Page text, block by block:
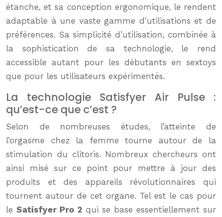
étanche, et sa conception ergonomique, le rendent
adaptable à une vaste gamme d’utilisations et de
préférences. Sa simplicité d’utilisation, combinée à
la sophistication de sa technologie, le rend
accessible autant pour les débutants en sextoys
que pour les utilisateurs expérimentés.
La technologie Satisfyer Air Pulse :
qu’est-ce que c’est ?
Selon de nombreuses études, l’atteinte de
l’orgasme chez la femme tourne autour de la
stimulation du clitoris. Nombreux chercheurs ont
ainsi misé sur ce point pour mettre à jour des
produits et des appareils révolutionnaires qui
tournent autour de cet organe. Tel est le cas pour
leSatisfyer Pro 2 qui se base essentiellement sur